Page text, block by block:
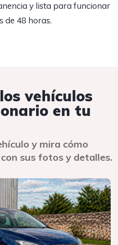
y lista para funcionar
de 48 horas.
vehículos
en tu
y mira cómo
sus fotos y detalles.